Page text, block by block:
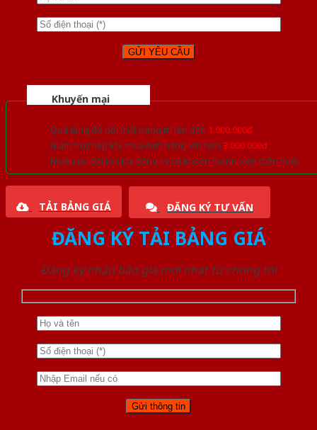
Khuyến mại
Quà tặng đồ nội thất trang trí lên đến 1.000.000đ
Giảm trực tiếp khi mua đơn hàng lớn hơn 3.000.000đ
Nhiều ưu đãi lớn khi đăng ký tài khoản thành viên thân thiết
TẢI BẢNG GIÁ ĐĂNG KÝ TƯ VẤN
ĐĂNG KÝ TẢI BẢNG GIÁ
Đăng ký nhận báo giá mới nhất từ chúng tôi